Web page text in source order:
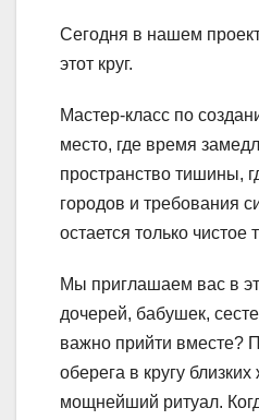
Сегодня в нашем
этот круг.
Мастер-класс по
место, где время
пространство тишины,
городов и требования
остается только чистое
Мы приглашаем вас в
дочерей, бабушек,
важно прийти вместе?
оберега в кругу
мощнейший ритуал.